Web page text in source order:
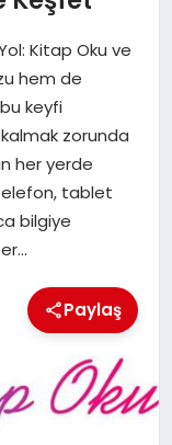
Kitap Oku ve
hem de
keyfi
zorunda
her yerde
tablet
bilgiye
Paylaş